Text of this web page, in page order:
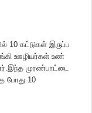
10 கட்​டு​கள் இருப்​ப​
ஊழியர்​கள் உண்​
முரண்​பாட்டை
போது 10